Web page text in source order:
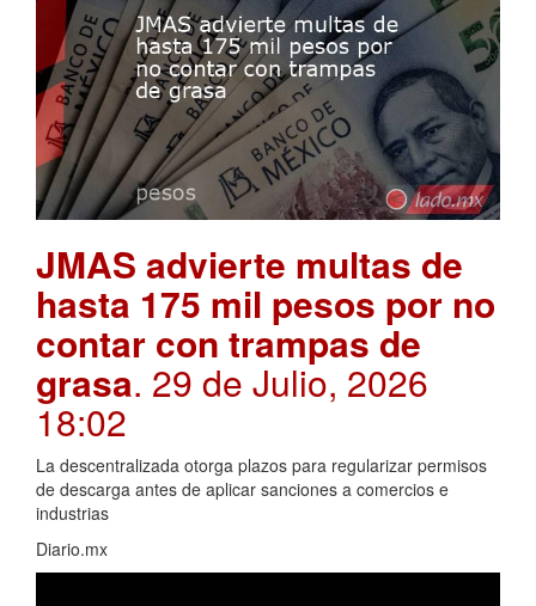
JMAS advierte multas de
hasta 175 mil pesos por no
contar con trampas de
grasa. 29 de Julio, 2026
18:02
La descentralizada otorga plazos para regularizar permisos
de descarga antes de aplicar sanciones a comercios e
industrias
Diario.mx